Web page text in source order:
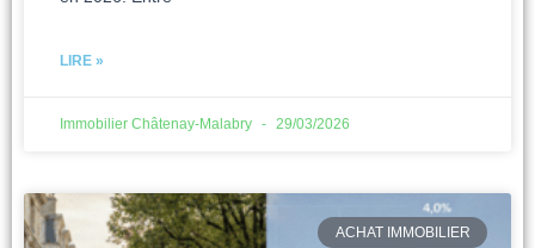
LIRE »
Immobilier Châtenay-Malabry 29/03/2026
ACHAT IMMOBILIER